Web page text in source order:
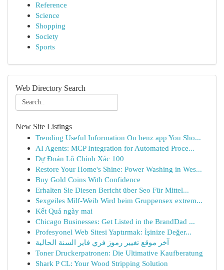
Reference
Science
Shopping
Society
Sports
Web Directory Search
New Site Listings
Trending Useful Information On benz app You Sho...
AI Agents: MCP Integration for Automated Proce...
Dự Đoán Lô Chính Xác 100
Restore Your Home's Shine: Power Washing in Wes...
Buy Gold Coins With Confidence
Erhalten Sie Diesen Bericht über Seo Für Mittel...
Sexgeiles Milf-Weib Wird beim Gruppensex extrem...
Kết Quả ngày mai
Chicago Businesses: Get Listed in the BrandDad ...
Profesyonel Web Sitesi Yaptırmak: İşinize Değer...
آخر موقع تغيير رموز فري فاير السنة الحالية
Toner Druckerpatronen: Die Ultimative Kaufberatung
Shark P CL: Your Wood Stripping Solution